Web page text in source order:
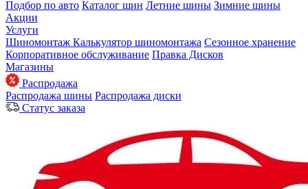
Подбор по авто Каталог шин Летние шины Зимние шины
Акции
Услуги
Шиномонтаж Калькулятор шиномонтажа Сезонное хранение
Корпоративное обслуживание Правка Дисков
Магазины
Распродажа
Распродажа шины Распродажа диски
Статус заказа